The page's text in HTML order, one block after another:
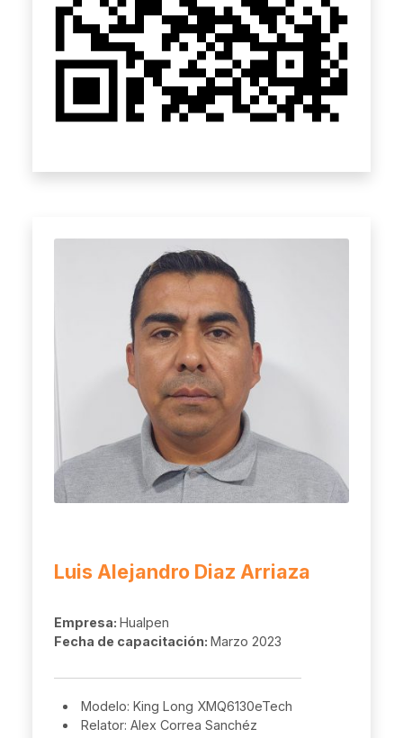
Luis Alejandro Diaz Arriaza
Empresa: Hualpen
Fecha de capacitación: Marzo 2023
Modelo: King Long XMQ6130eTech
Relator: Alex Correa Sanchéz